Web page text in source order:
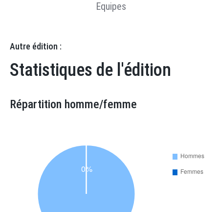
Equipes
Autre édition :
Statistiques de l'édition
Répartition homme/femme